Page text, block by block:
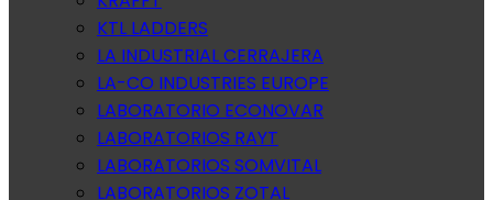
KTL LADDERS
LA INDUSTRIAL CERRAJERA
LA-CO INDUSTRIES EUROPE
LABORATORIO ECONOVAR
LABORATORIOS RAYT
LABORATORIOS SOMVITAL
LABORATORIOS ZOTAL